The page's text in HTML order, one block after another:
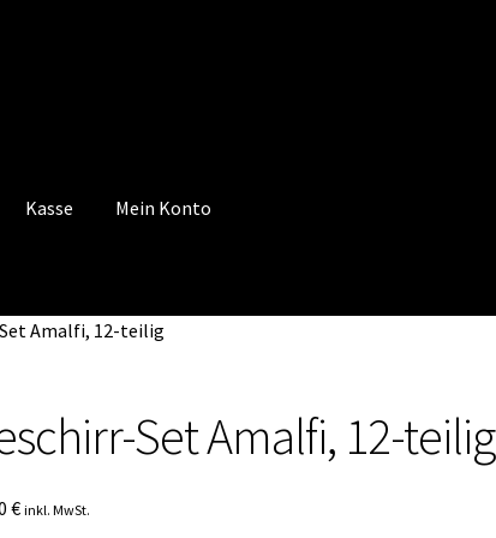
Kasse Mein Konto
Amalfi, 12-teilig
Set Amalfi, 12-teilig
€ inkl. MwSt.